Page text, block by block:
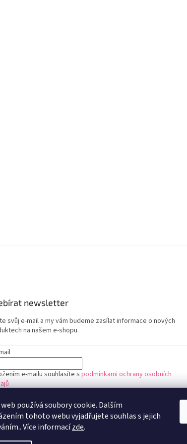
používá soubory cookie. Dalším
tohoto webu vyjadřujete souhlas s jejich
Více informacízde.
newsletter
svůj e-mail a my vám budeme zasílat informace o nových
na našem e-shopu.
e-mailu souhlasíte spodmínkami ochrany osobních
PŘIHLÁSIT SE